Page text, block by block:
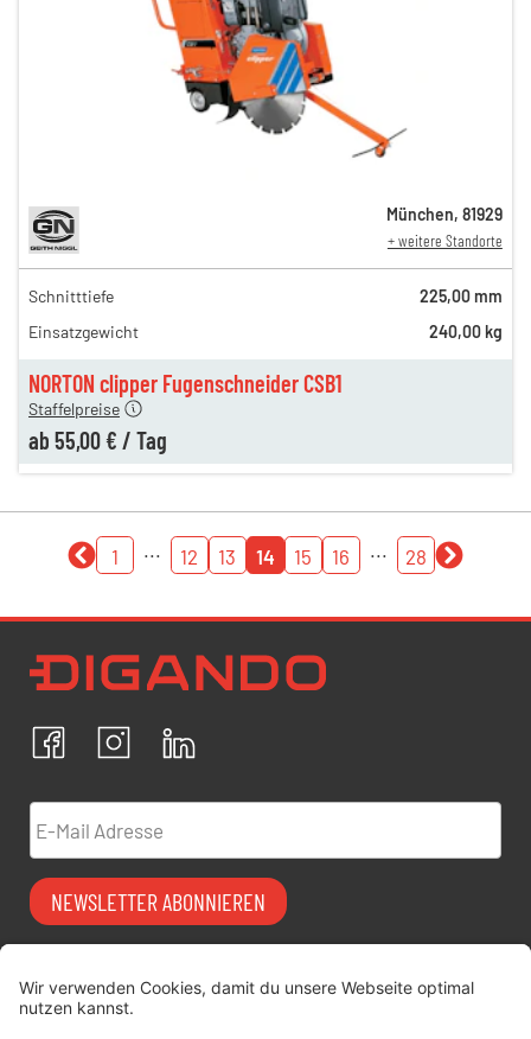
NORTON clipper Fugenschneider CSB1
75,00 €
65,00 €
Staffelpreise
ab 55,00 € / Tag
München, 81929
+ weitere Standorte
Schnitttiefe
225,00 mm
Einsatzgewicht
240,00 kg
1 ... 12 13 14 15 16 ... 28
FacebookInstagram
Ich bestätige, dass ich die
Datenschutzrichtlinien
personenbezogenen Daten einverstanden.
E-Mail Adresse
NEWSLETTER ABONNIEREN
Vermiet-Partner
FAQ